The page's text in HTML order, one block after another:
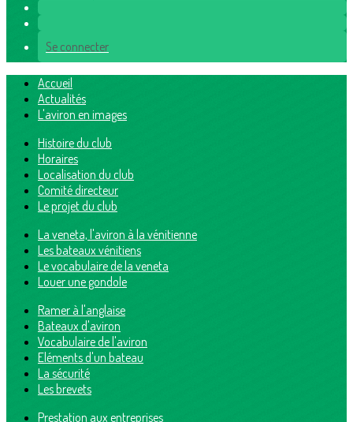
Se connecter
Accueil
Actualités
L'aviron en images
Histoire du club
Horaires
Localisation du club
Comité directeur
Le projet du club
La veneta, l'aviron à la vénitienne
Les bateaux vénitiens
Le vocabulaire de la veneta
Louer une gondole
Ramer à l'anglaise
Bateaux d'aviron
Vocabulaire de l'aviron
Eléments d'un bateau
La sécurité
Les brevets
Prestation aux entreprises